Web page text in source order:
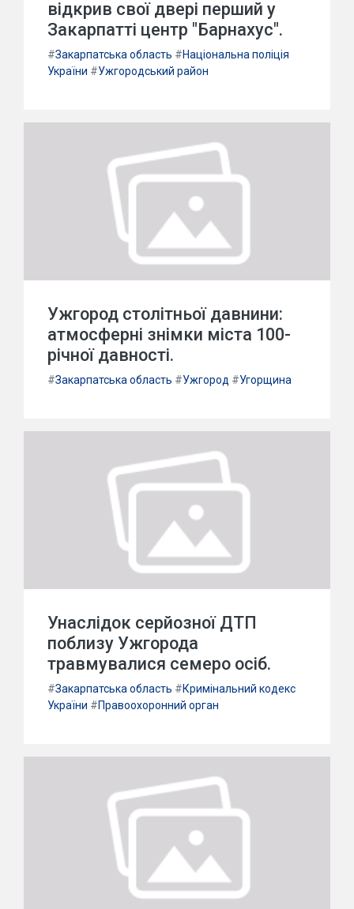
відкрив свої двері перший у
Закарпатті центр "Барнахус".
#Закарпатська область #Національна поліція
України #Ужгородський район
Ужгород столітньої давнини:
атмосферні знімки міста 100-
річної давності.
#Закарпатська область #Ужгород #Угорщина
Унаслідок серйозної ДТП
поблизу Ужгорода
травмувалися семеро осіб.
#Закарпатська область #Кримінальний кодекс
України #Правоохоронний орган